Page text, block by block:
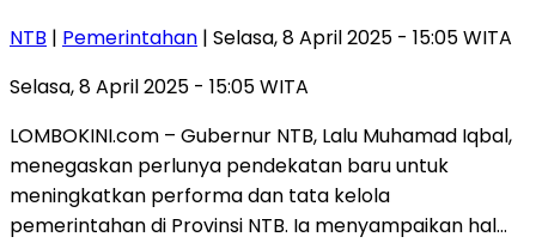
NTB | Pemerintahan | Selasa, 8 April 2025 - 15:05 WITA
Selasa, 8 April 2025 - 15:05 WITA
LOMBOKINI.com – Gubernur NTB, Lalu Muhamad Iqbal,
menegaskan perlunya pendekatan baru untuk
meningkatkan performa dan tata kelola
pemerintahan di Provinsi NTB. Ia menyampaikan hal…